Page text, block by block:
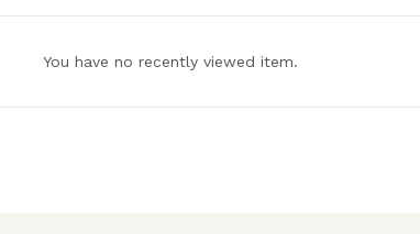
You have no recently viewed item.